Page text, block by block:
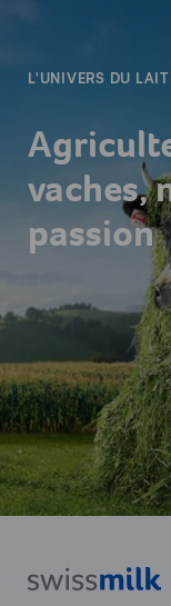
L'UNIVERS DU LAIT
vaches,
passion